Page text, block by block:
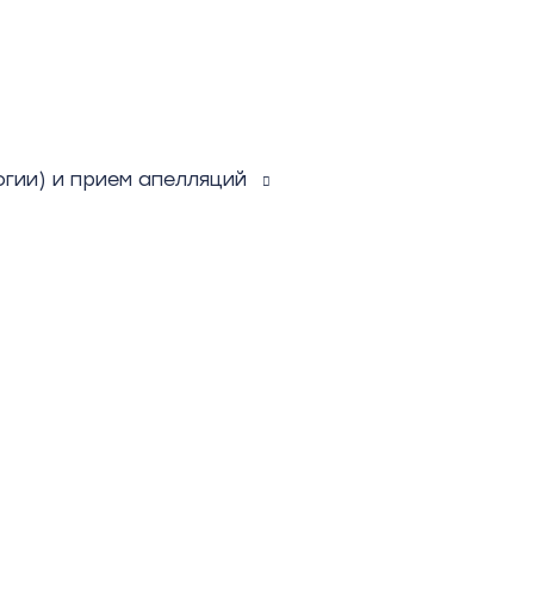
и прием апелляций